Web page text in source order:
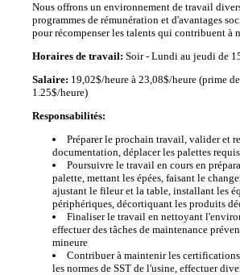
Nous offrons un environnement de travail
programmes de rémunération et d'avantages
pour récompenser les talents qui contribuent à
Horaires de travail: Soir - Lundi au jeudi de
Salaire: 19,02$/heure à 23,08$/heure (prime
1.25$/heure)
Responsabilités:
Préparer le prochain travail, valider et
documentation, déplacer les palettes
Poursuivre le travail en cours en
palette, mettant les épées, faisant le
ajustant le fileur et la table, installant les
périphériques, décortiquant les produits
Finaliser le travail en nettoyant
effectuer des tâches de maintenance
mineure
Contribuer à maintenir les certifications
les normes de SST de l'usine, effectuer